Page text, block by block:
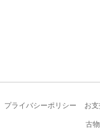
プライバシーポリシー お
古